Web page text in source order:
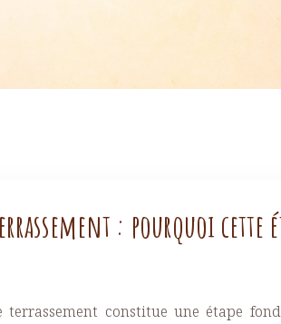
: pourquoi cette
terrassement constitue une étape